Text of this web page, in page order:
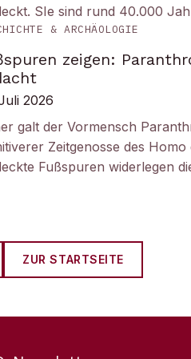
SIe sind rund 40.000
& ARCHÄOLOGIE
zeigen:
2026
galt der Vormensch
Zeitgenosse des
Fußspuren widerlegen
ZUR STARTSEITE